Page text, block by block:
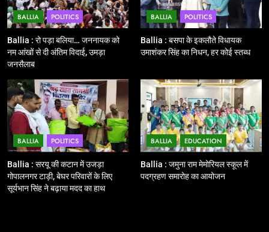
12
Ballia : बलिया रेलवे स्टेशन का अपर
महाप्रबंधक ने किया निरीक्षण
13
Ballia : त्यौहारों पर शांति व्यवस्था को
लेकर पुलिस ने किया रूट मार्च
BALLIA NATIONAL
14
BALLIA POLITICS
Ballia : रो पड़ा बलिया… जननायक को
नम आंखों से दी अंतिम विदाई, उमड़ा
जनसैलाब
BALLIA POLITICS
Ballia : बसपा के इकलौते विधायक
उमाशंकर सिंह का निधन, हर कोई स्तब्ध
BALLIA POLITICS
Ballia : सरयू की कटान में उजड़ा
गोपालनगर टाड़ी, बेघर परिवारों के लिए
सूर्यभान सिंह ने बढ़ाया मदद का हाथ
BALLIA EDUCATION
Ballia : जमुना राम मेमोरियल स्कूल में
पदग्रहण समारोह का आयोजन